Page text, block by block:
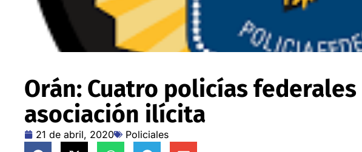
Orán: Cuatro policías
asociación ilícita
21 de abril, 2020 Policiales